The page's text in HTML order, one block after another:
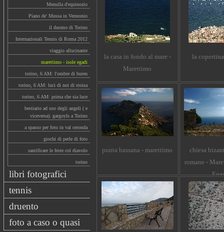
Menulla d'equinozio
Piano de' Mussa in Vennonio
il duomo di Torino
Internazionali Tennis di Roma 2012
viaggio allucinante
marettimo - isole egadi
torino, 6 AM: l'ombre di buren
torino, 6 AM: luci di noi di stoisa
torino, 6 AM: prima che sia luce
bestiario ad uso degli angeli ( e
viceversa): gargoyls a Torino
a spasso per foto in val ceronda
giochi di perle di foto
santificare le feste col diavolo
torino
libri fotografici
tennis
druento
foto a caso o quasi
la casa in fondo al mare -
Marettimo
la
punta bassana - marettimo
chiesa
romane -